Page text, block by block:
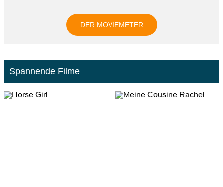
DER MOVIEMETER
Spannende Filme